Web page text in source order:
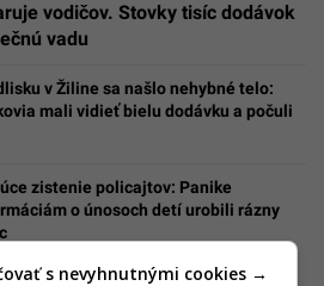
vodičov. Stovky tisíc dodávok
vadu
v Žiline sa našlo nehybné telo:
mali vidieť bielu dodávku a počuli
zistenie policajtov: Panike
o únosoch detí urobili rázny
s nevyhnutnými cookies →